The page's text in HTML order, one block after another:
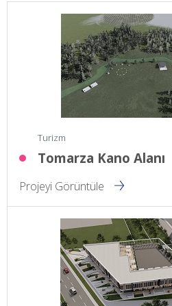
Turizm
Tomarza Kano Alanı
Projeyi Görüntüle